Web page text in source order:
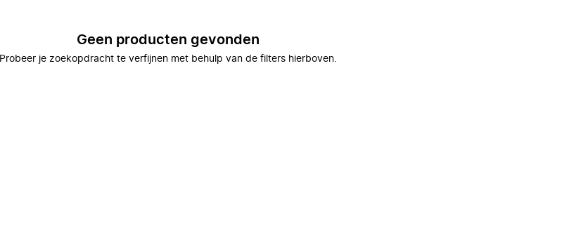
Geen producten gevonden
Probeer je zoekopdracht te verfijnen met behulp van de filters hierboven.